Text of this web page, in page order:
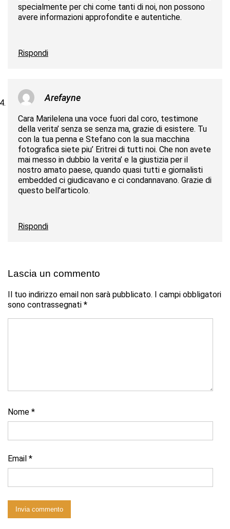
specialmente per chi come tanti di noi, non possono
avere informazioni approfondite e autentiche.
Rispondi
Arefayne
Cara Marilelena una voce fuori dal coro, testimone
della verita’ senza se senza ma, grazie di esistere. Tu
con la tua penna e Stefano con la sua macchina
fotografica siete piu’ Eritrei di tutti noi. Che non avete
mai messo in dubbio la verita’ e la giustizia per il
nostro amato paese, quando quasi tutti e giornalisti
embedded ci giudicavano e ci condannavano. Grazie di
questo bell’articolo.
Rispondi
Lascia un commento
Il tuo indirizzo email non sarà pubblicato. I campi obbligatori
sono contrassegnati *
Nome *
Email *